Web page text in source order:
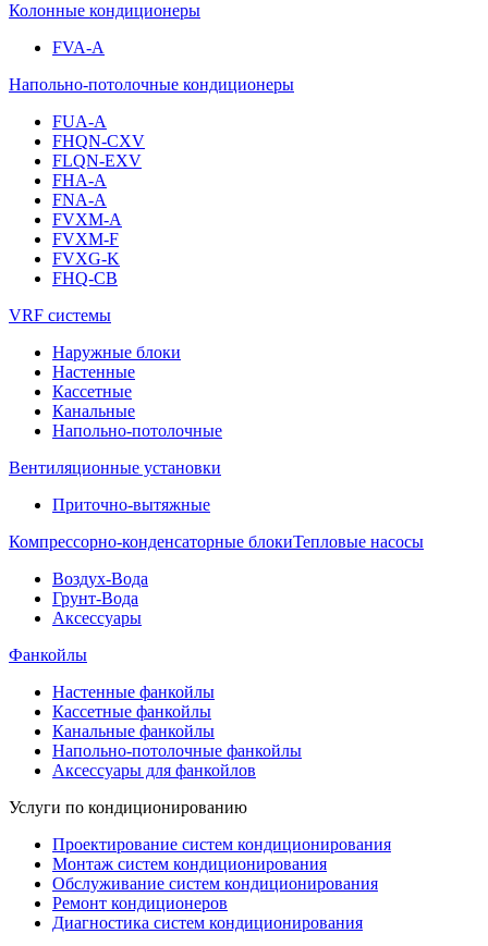
Колонные кондиционеры
FVA-A
Напольно-потолочные кондиционеры
FUA-A
FHQN-CXV
FLQN-EXV
FHA-A
FNA-A
FVXM-A
FVXM-F
FVXG-K
FHQ-CB
VRF системы
Наружные блоки
Настенные
Кассетные
Канальные
Напольно-потолочные
Вентиляционные установки
Приточно-вытяжные
Компрессорно-конденсаторные блокиТепловые насосы
Воздух-Вода
Грунт-Вода
Аксессуары
Фанкойлы
Настенные фанкойлы
Кассетные фанкойлы
Канальные фанкойлы
Напольно-потолочные фанкойлы
Аксессуары для фанкойлов
Услуги по кондиционированию
Проектирование систем кондиционирования
Монтаж систем кондиционирования
Обслуживание систем кондиционирования
Ремонт кондиционеров
Диагностика систем кондиционирования